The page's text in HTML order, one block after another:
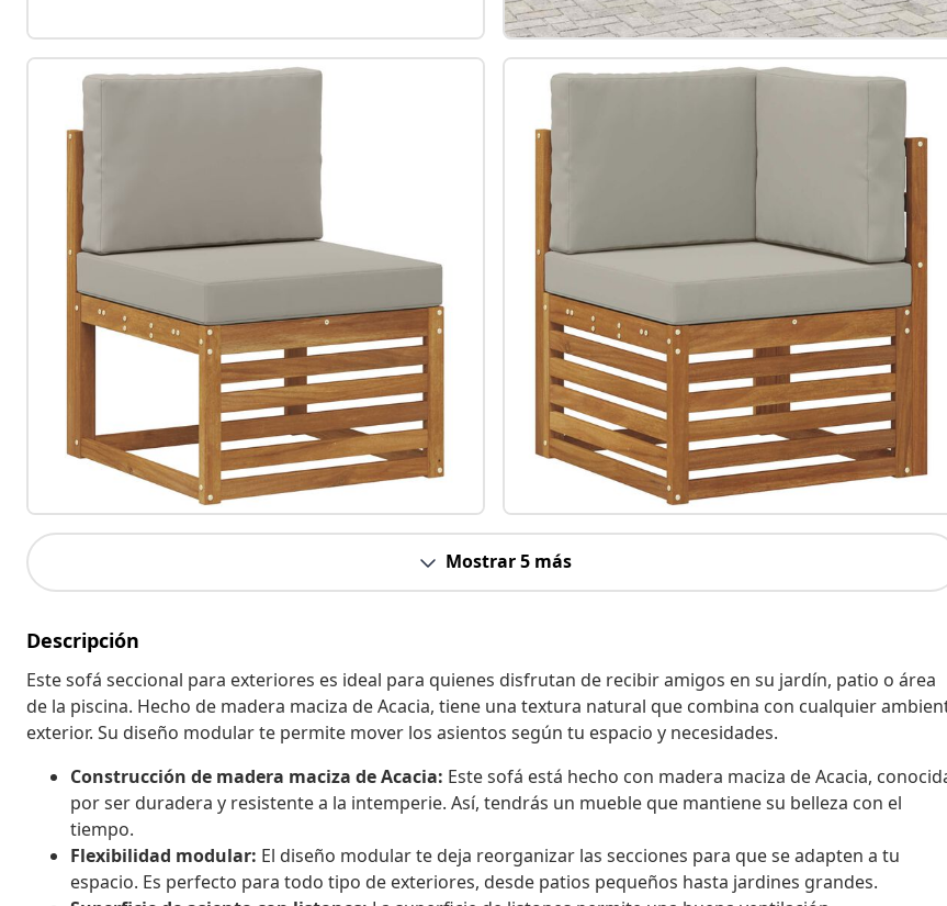
Mostrar 5 más
Descripción
Este sofá seccional para exteriores es ideal para quienes disfrutan de recibir amigos en su jardín, patio o área
de la piscina. Hecho de madera maciza de Acacia, tiene una textura natural que combina con cualquier
exterior. Su diseño modular te permite mover los asientos según tu espacio y necesidades.
Construcción de madera maciza de Acacia: Este sofá está hecho con madera maciza de Acacia,
por ser duradera y resistente a la intemperie. Así, tendrás un mueble que mantiene su belleza con el
tiempo.
Flexibilidad modular: El diseño modular te deja reorganizar las secciones para que se adapten a tu
espacio. Es perfecto para todo tipo de exteriores, desde patios pequeños hasta jardines grandes.